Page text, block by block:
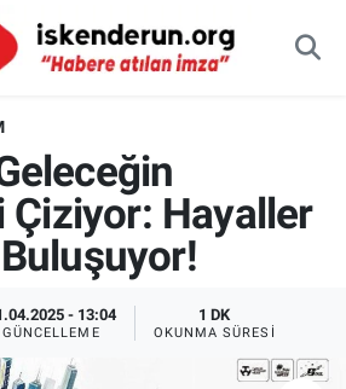
Çiziyor: Hayaller
- 13:04
GÜNCELLEME
1 DK
OKUNMA SÜRESI